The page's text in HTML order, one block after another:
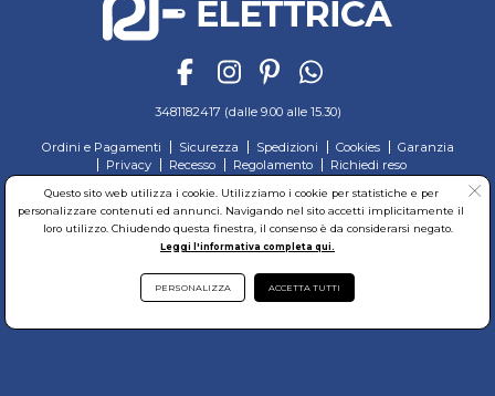
3481182417 (dalle 9.00 alle 15.30)
Ordini e Pagamenti Sicurezza Spedizioni Cookies
Garanzia
Privacy
Recesso Regolamento Richiedi reso
© RF Elettrica Srl - Sede Legale: Via Alcide de Gasperi, 74 - 04011 Aprilia (LT)
Partita Iva: 02435300591 - Codice Fiscale: 02435300591
Sede Operativa: Via Alcide de Gasperi, 74 - 04011 Aprilia (LT)
Cap. Soc. 95.000,00 Euro Iscritta al Reg. delle Imprese di Latina REA:LT-171116
Questo sito web utilizza i cookie. Utilizziamo i cookie per statistiche e per
personalizzare contenuti ed annunci. Navigando nel sito accetti implicitamente il
loro utilizzo. Chiudendo questa finestra, il consenso è da considerarsi negato.
Leggi l'informativa completa qui.
PERSONALIZZA ACCETTA TUTTI